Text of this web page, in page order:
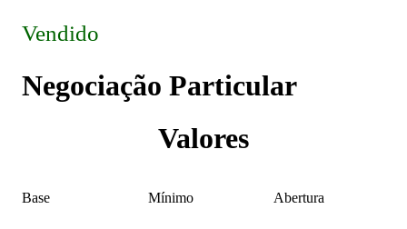
Vendido
Negociação Particular
Valores
Base Mínimo Abertura